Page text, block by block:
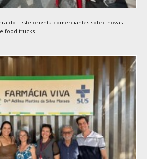
do Leste orienta comerciantes sobre novas
food trucks